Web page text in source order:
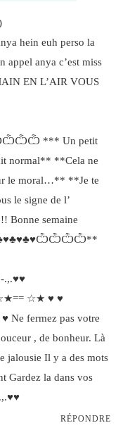
hein euh perso la
appel anya c’est miss
EN L’AIR VOUS
*** Un petit
normal** **Cela ne
le moral…** **Je te
le signe de l’
Bonne semaine
.,.♥♥
☆★ ♥ ♥
Ne fermez pas votre
, de bonheur. Là
jalousie Il y a des mots
Gardez la dans vos
RÉPONDRE